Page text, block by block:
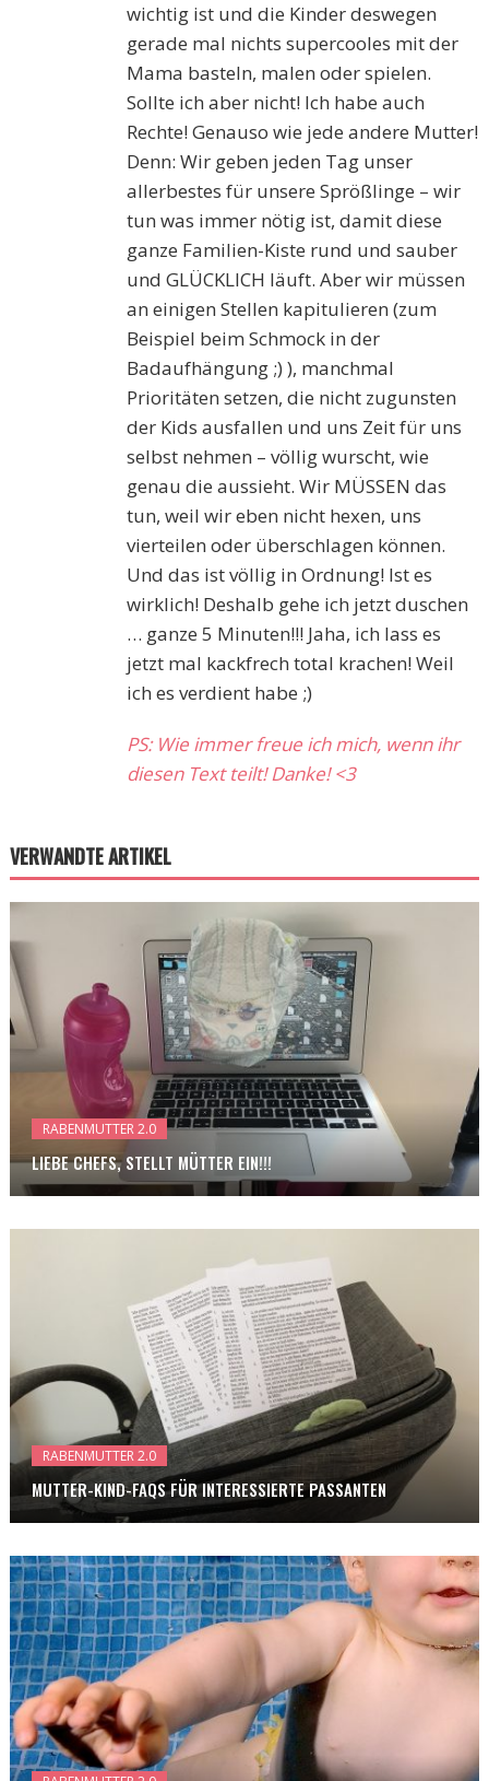
wichtig ist und die Kinder deswegen
gerade mal nichts supercooles mit der
Mama basteln, malen oder spielen.
Sollte ich aber nicht! Ich habe auch
Rechte! Genauso wie jede andere Mutter!
Denn: Wir geben jeden Tag unser
allerbestes für unsere Sprößlinge – wir
tun was immer nötig ist, damit diese
ganze Familien-Kiste rund und sauber
und GLÜCKLICH läuft. Aber wir müssen
an einigen Stellen kapitulieren (zum
Beispiel beim Schmock in der
Badaufhängung ;) ), manchmal
Prioritäten setzen, die nicht zugunsten
der Kids ausfallen und uns Zeit für uns
selbst nehmen – völlig wurscht, wie
genau die aussieht. Wir MÜSSEN das
tun, weil wir eben nicht hexen, uns
vierteilen oder überschlagen können.
Und das ist völlig in Ordnung! Ist es
wirklich! Deshalb gehe ich jetzt duschen
… ganze 5 Minuten!!! Jaha, ich lass es
jetzt mal kackfrech total krachen! Weil
ich es verdient habe ;)
PS: Wie immer freue ich mich, wenn ihr
diesen Text teilt! Danke! <3
VERWANDTE ARTIKEL
RABENMUTTER 2.0
LIEBE CHEFS, STELLT MÜTTER EIN!!!
RABENMUTTER 2.0
MUTTER-KIND-FAQS FÜR INTERESSIERTE PASSANTEN